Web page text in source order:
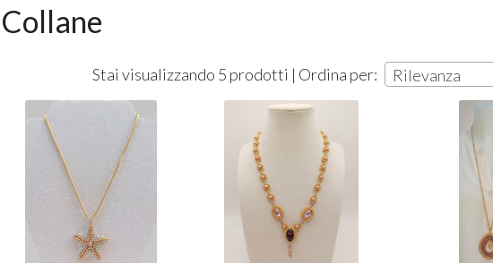
Collane
Stai visualizzando 5 prodotti | Ordina per: Rilevanza